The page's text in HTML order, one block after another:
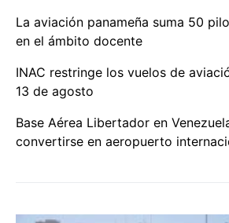
La aviación panameña suma 50
en el ámbito docente
INAC restringe los vuelos de
13 de agosto
Base Aérea Libertador en
convertirse en aeropuerto